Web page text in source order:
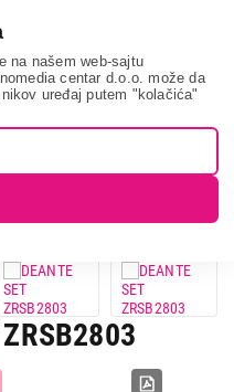
na našem web-sajtu
centar d.o.o. može da
uređaj putem "kolačića"
Setovi slavina i sudopera